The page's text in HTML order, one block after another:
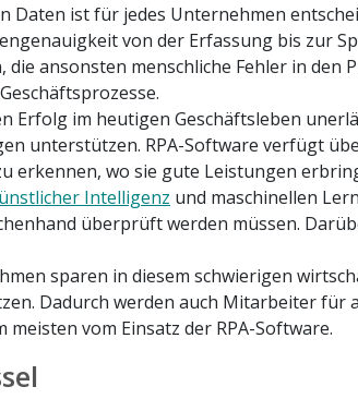
Daten ist für jedes Unternehmen
von der Erfassung bis zur
ansonsten menschliche Fehler in
Erfolg im heutigen Geschäftsleben
unterstützen. RPA-Software verfügt
erkennen, wo sie gute Leistungen
Intelligenz und maschinellen
überprüft werden müssen.
sparen in diesem schwierigen
Dadurch werden auch Mitarbeiter
vom Einsatz der RPA-Software.